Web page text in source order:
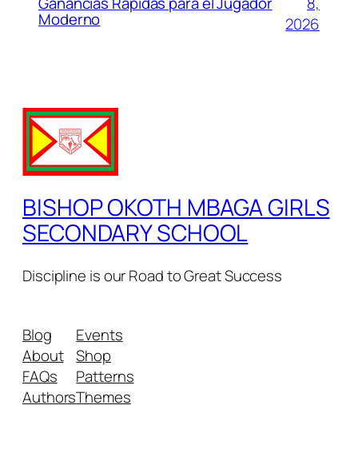
Moderno
2026
BISHOP OKOTH MBAGA GIRLS
SECONDARY SCHOOL
Discipline is our Road to Great Success
Blog
About
FAQs
Authors
Events
Shop
Patterns
Themes